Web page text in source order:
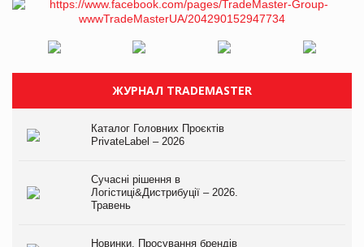
ЖУРНАЛ TRADEMASTER
Каталог Головних Проєктів
PrivateLabel – 2026
Сучасні рішення в
Логістиці&Дистрибуції – 2026.
Травень
Новинки. Просування брендів